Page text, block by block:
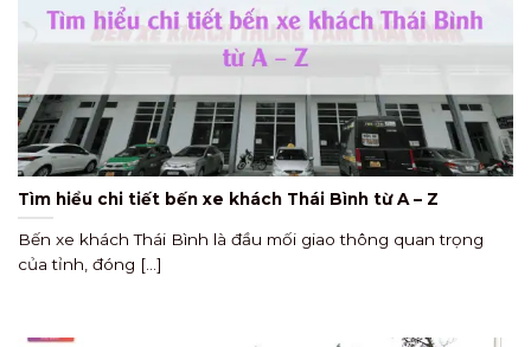
Tìm hiểu chi tiết bến xe khách Thái Bình từ A – Z
Bến xe khách Thái Bình là đầu mối giao thông quan trọng
của tỉnh, đóng [...]